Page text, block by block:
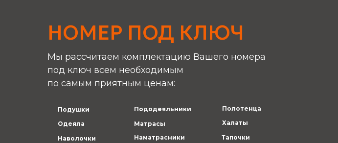
Тапочки
Халаты
Полотенца
Наматрасники
Матрасы
Пододеяльники
Наволочки
Одеяла
Подушки
Мы рассчитаем комплектацию Вашего номера
под ключ всем необходимым
по самым приятным ценам:
НОМЕР ПОД КЛЮЧ